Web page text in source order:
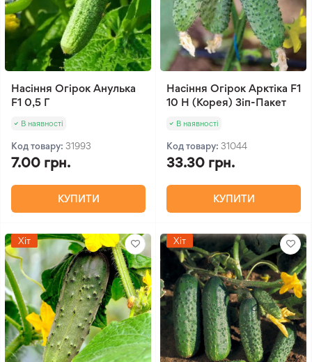
Насіння Огірок Анулька
F1 0,5 Г
В наявності
Код товару: 31993
7.00 грн.
КУПИТИ
Насіння Огірок Арктіка F1
10 Н (Корея) Зіп-Пакет
В наявності
Код товару: 31044
33.30 грн.
КУПИТИ
Хіт Хіт